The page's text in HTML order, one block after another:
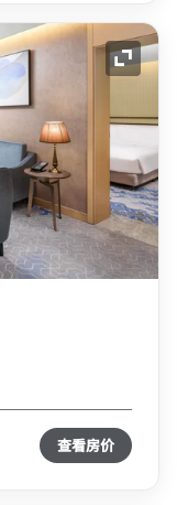
展开
查看房价